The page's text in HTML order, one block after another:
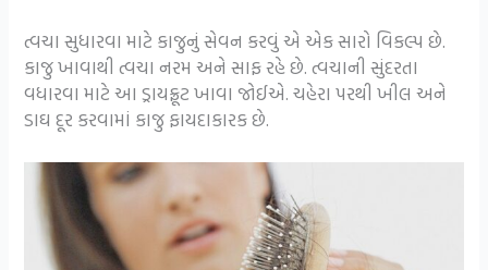
ત્વચા સુધારવા માટે કાજુનું સેવન કરવું એ એક સારો વિકલ્પ છે.
કાજુ ખાવાથી ત્વચા નરમ અને સાફ રહે છે. ત્વચાની સુંદરતા
વધારવા માટે આ ડ્રાયફ્રૂટ ખાવા જોઈએ. ચહેરા પરથી ખીલ અને
ડાઘ દૂર કરવામાં કાજુ ફાયદાકારક છે.